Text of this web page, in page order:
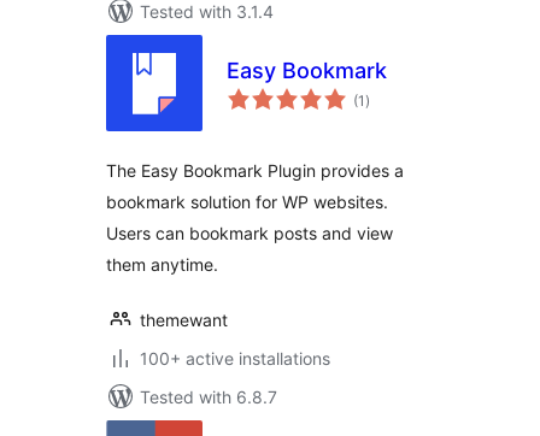
Tested with 3.1.4
Easy Bookmark
(1 total
ratings
)
The Easy Bookmark Plugin provides a
bookmark solution for WP websites.
Users can bookmark posts and view
them anytime.
themewant
100+ active installations
Tested with 6.8.7